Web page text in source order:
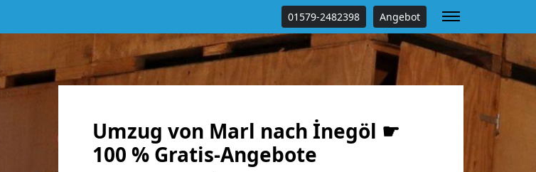
01579-2482398 Angebot
Umzug von Marl nach İnegöl ☛
100 % Gratis-Angebote